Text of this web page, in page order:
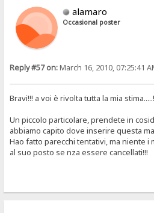
alamaro
Occasional poster
Reply #57 on:March 16, 2010, 07:25:41
Bravi!!! a voi è rivolta tutta la mia
Un piccolo particolare, prendete in
abbiamo capito dove inserire questa
Hao fatto parecchi tentativi, ma niente i
al suo posto se nza essere cancellati!!!